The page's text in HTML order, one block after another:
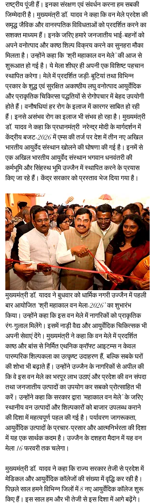
राष्ट्रीय पूंजी हैं। इनका संरक्षण एवं संवर्धन करना हम सबकी
जिम्मेदारी है। मुख्यमंत्री डॉ. यादव ने कहा कि वन मेले प्रदेश की
समृद्ध जैविक और वानस्पतिक विविधताओं को प्रदर्शित करने का
सशक्त माध्यम हैं। इनके जरिए हमारे जनजातीय भाई-बहनों को
अपने वनोत्पाद और काष्ठ शिल्प विक्रय करने का सुनहरा मौका
मिलता है। उन्होंने कहा कि ‘श्री महाकाल वन मेले’ की आज से
शुरूआत हो गई है। ये मेला शीघ्र ही अपनी एक विशिष्ट पहचान
स्थापित करेगा। मेले में प्रदर्शित जड़ी-बूटियां तथा विभिन्न
प्रकार के शुद्ध एवं सुरक्षित अकाष्ठीय लघु वनोत्पाद आयुर्वेदिक
और प्राकृतिक चिकित्सा पद्धतियों से रोगोपचार में बेहद उपयोगी
होते हैं। वनौषधियां हर रोग के इलाज में कारगर साबित हो रही
हैं। इनसे असंभव रोग का इलाज भी संभव हो रहा है। मुख्यमंत्री
डॉ. यादव ने कहा कि प्रधानमंत्री  नरेन्द्र मोदी के मार्गदर्शन में
केंद्रीय बजट-2026 में एम्स की तर्ज पर देश में तीन नए अखिल
भारतीय आयुर्वेद संस्थान खोलने की घोषणा की गई है। इनमें से
एक अखिल भारतीय आयुर्वेद संस्थान भगवान धनवंतरी की
कर्मभूमि और सिंहस्थ भूमि उज्जैन में स्थापित करने के प्रयास
किए जा रहे हैं। केंद्र सरकार को प्रस्ताव भेज दिया गया है।
मुख्यमंत्री डॉ. यादव ने बुधवार को धार्मिक नगरी उज्जैन में पहली
बार आयोजित ‘श्री महाकाल वन मेला-2026’ का शुभारंभ
किया। उन्होंने कहा कि इस वन मेले में नागरिकों को प्राकृतिक
रंग-गुलाल मिलेंगे। इसमें नाड़ी वैद्य और आयुर्वेदिक चिकित्सक भी
अपनी सेवाएं देंगे। मुख्यमंत्री ने कहा कि वन मेले में प्रदर्शित
काष्ठ और बांस से निर्मित एथनिक क्रॉफ्ट आइटम्स न केवल
पारम्परिक शिल्पकला का उत्कृष्ट उदाहरण हैं, बल्कि सबके घरों
की शोभा भी बढ़ाते हैं। उन्होंने उज्जैन के नागरिकों से अपील की
कि वे इस वन मेले का भरपूर लाभ उठाएं और प्रदेश की वन संपदा
तथा जनजातीय उत्पादों का उपयोग कर सबको प्रोत्साहित भी
करें। उन्होंने कहा कि सरकार द्वारा ‘महाकाल वन मेले’ के जरिए
स्थानीय वन उत्पादों और शिल्पकारों को बाजार उपलब्ध कराने
की दिशा में महत्वपूर्ण पहल की गई है। पर्यावरण जागरूकता,
आयुर्वेदिक उत्पादों के प्रचार-प्रसार और आत्मनिर्भरता की दिशा
में यह एक सार्थक कदम है। उज्जैन के दशहरा मैदान में यह वन
मेला 16 फरवरी तक चलेगा।
मुख्यमंत्री डॉ. यादव ने कहा कि राज्य सरकार तेजी से प्रदेश में
मेडिकल और आयुर्वेदिक कॉलेजों की संख्या में वृद्धि कर रही है।
पिछले साल हमने विभिन्न जिलों में 8 नए आयुर्वेदिक कॉलेज शुरू
किए हैं। इस साल हम और भी तेजी से इस दिशा में आगे बढ़ेंगे।